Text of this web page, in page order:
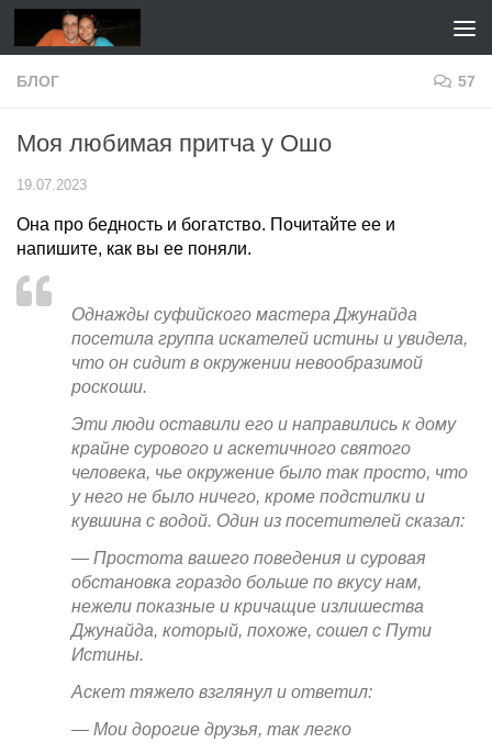
Перейти к содержимому
БЛОГ 57
Моя любимая притча у Ошо
19.07.2023
Она про бедность и богатство. Почитайте ее и
напишите, как вы ее поняли.
Однажды суфийского мастера Джунайда
посетила группа искателей истины и увидела,
что он сидит в окружении невообразимой
роскоши.
Эти люди оставили его и направились к дому
крайне сурового и аскетичного святого
человека, чье окружение было так просто, что
у него не было ничего, кроме подстилки и
кувшина с водой. Один из посетителей сказал:
— Простота вашего поведения и суровая
обстановка гораздо больше по вкусу нам,
нежели показные и кричащие излишества
Джунайда, который, похоже, сошел с Пути
Истины.
Аскет тяжело взглянул и ответил:
— Мои дорогие друзья, так легко